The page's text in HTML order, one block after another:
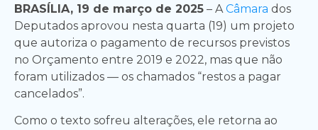
BRASÍLIA, 19 de março de 2025 – A Câmara dos
Deputados aprovou nesta quarta (19) um projeto
que autoriza o pagamento de recursos previstos
no Orçamento entre 2019 e 2022, mas que não
foram utilizados — os chamados “restos a pagar
cancelados”.
Como o texto sofreu alterações, ele retorna ao